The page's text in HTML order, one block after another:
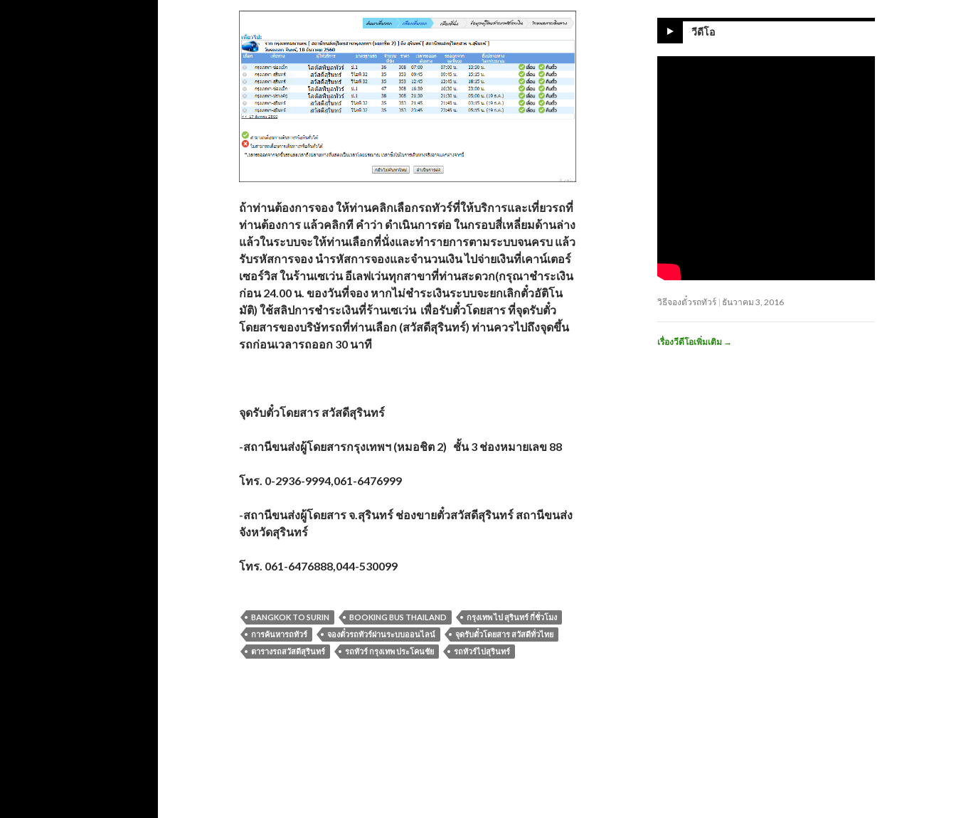
ถ้าท่านต้องการจอง ให้ท่านคลิกเลือกรถทัวร์ที่ให้บริการและเที่ยวรถที่
ท่านต้องการ แล้วคลิกที คำว่า ดำเนินการต่อ ในกรอบสี่เหลี่ยมด้านล่าง
แล้วในระบบจะให้ท่านเลือกที่นั่งและทำรายการตามระบบจนครบ แล้ว
รับรหัสการจอง นำรหัสการจองและจำนวนเงิน ไปจ่ายเงินที่เคาน์เตอร์
เซอร์วิส ในร้านเซเว่น อีเลฟเว่นทุกสาขาที่ท่านสะดวก(กรุณาชำระเงิน
ก่อน 24.00 น. ของวันที่จอง หากไม่ชำระเงินระบบจะยกเลิกตั๋วอัติโน
มัติ) ใช้สลิปการชำระเงินที่ร้านเซเว่น เพื่อรับตั๋วโดยสาร ที่จุดรับตั๋ว
โดยสารของบริษัทรถที่ท่านเลือก (สวัสดีสุรินทร์) ท่านควรไปถึงจุดขึ้น
รถก่อนเวลารถออก 30 นาที
จุดรับตั๋วโดยสาร สวัสดีสุรินทร์
-สถานีขนส่งผู้โดยสารกรุงเทพฯ (หมอชิต 2) ชั้น 3 ช่องหมายเลข 88
โทร. 0-2936-9994,061-6476999
-สถานีขนส่งผู้โดยสาร จ.สุรินทร์ ช่องขายตั๋วสวัสดีสุรินทร์ สถานีขนส่ง
จังหวัดสุรินทร์
โทร. 061-6476888,044-530099
BANGKOK TO SURIN BOOKING BUS THAILAND
กรุงเทพ ไป สุรินทร์ กี่ชั่วโมง
การค้นหารถทัวร์
จองตั๋วรถทัวร์ผ่านระบบออนไลน์
จุดรับตั๋วโดยสาร สวัสดีทั่วไทย
ตารางรถสวัสดีสุรินทร์
รถทัวร์ กรุงเทพ ประโคนชัย รถทัวร์ไปสุรินทร์
วีดีโอ
วิธีจองตั๋วรถทัวร์ ธันวาคม 3, 2016
เรื่องวีดีโอเพิ่มเติม →